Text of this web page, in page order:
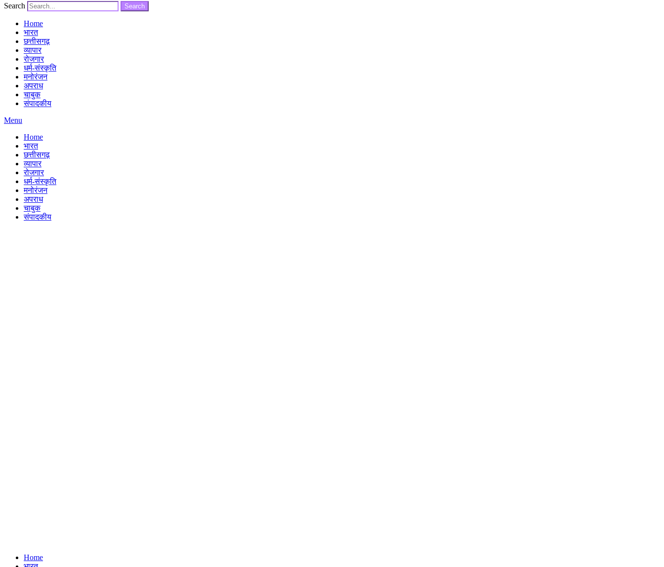
Search Search
Home
भारत
छत्तीसगढ़
व्यापार
रोजगार
धर्म-संस्कृति
मनोरंजन
अपराध
चाबुक
संपादकीय
Menu
Home
भारत
छत्तीसगढ़
व्यापार
रोजगार
धर्म-संस्कृति
मनोरंजन
अपराध
चाबुक
संपादकीय
Home